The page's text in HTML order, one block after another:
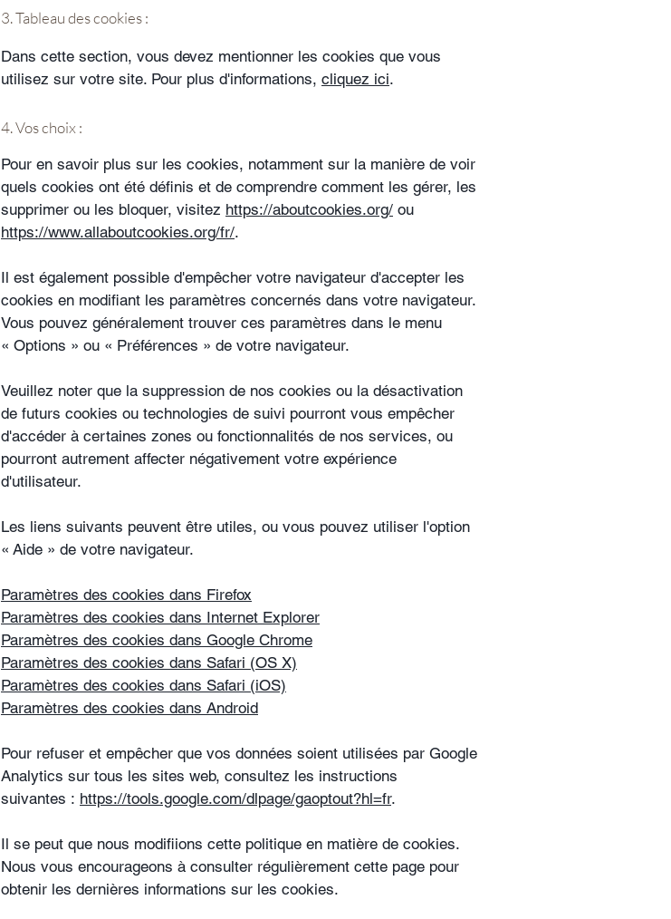
3. Tableau des cookies :
Dans cette section, vous devez mentionner les cookies que vous
utilisez sur votre site. Pour plus d'informations, cliquez ici.
4. Vos choix :
Pour en savoir plus sur les cookies, notamment sur la manière de voir
quels cookies ont été définis et de comprendre comment les gérer, les
supprimer ou les bloquer, visitez https://aboutcookies.org/ ou
https://www.allaboutcookies.org/fr/.
Il est également possible d'empêcher votre navigateur d'accepter les
cookies en modifiant les paramètres concernés dans votre navigateur.
Vous pouvez généralement trouver ces paramètres dans le menu
« Options » ou « Préférences » de votre navigateur.
Veuillez noter que la suppression de nos cookies ou la désactivation
de futurs cookies ou technologies de suivi pourront vous empêcher
d'accéder à certaines zones ou fonctionnalités de nos services, ou
pourront autrement affecter négativement votre expérience
d'utilisateur.
Les liens suivants peuvent être utiles, ou vous pouvez utiliser l'option
« Aide » de votre navigateur.
Paramètres des cookies dans Firefox
Paramètres des cookies dans Internet Explorer
Paramètres des cookies dans Google Chrome
Paramètres des cookies dans Safari (OS X)
Paramètres des cookies dans Safari (iOS)
Paramètres des cookies dans Android
Pour refuser et empêcher que vos données soient utilisées par Google
Analytics sur tous les sites web, consultez les instructions
suivantes : https://tools.google.com/dlpage/gaoptout?hl=fr.
Il se peut que nous modifiions cette politique en matière de cookies.
Nous vous encourageons à consulter régulièrement cette page pour
obtenir les dernières informations sur les cookies.